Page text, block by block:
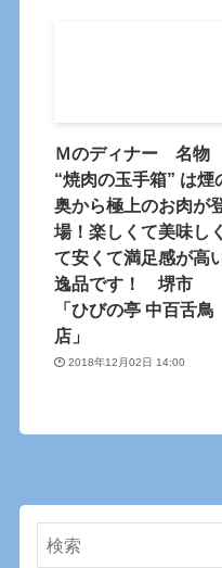
Ｍのディナー 名物
“焼肉の玉手箱” は煙
奥から極上のお肉が
場！楽しくて美味しく
て安くて満足感が高
逸品です！ 堺市
「ひびの亭 中百舌鳥
店」
2018年12月02日 14:00